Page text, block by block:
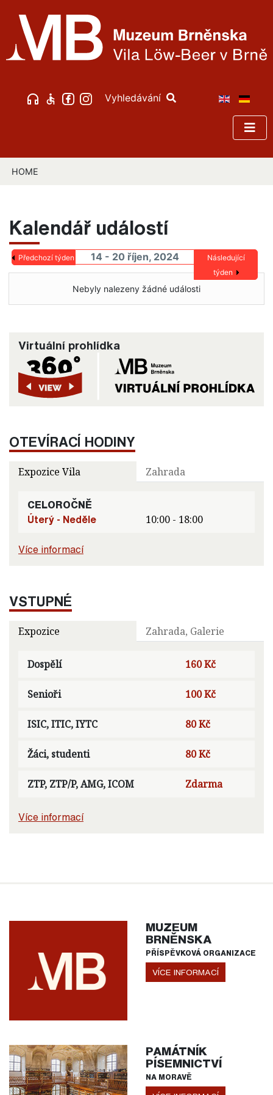
Vyhledávání
HOME
Kalendář událostí
Předchozí týden 14 - 20 říjen, 2024
Následující
týden
Nebyly nalezeny žádné události
Virtuální prohlídka
OTEVÍRACÍ HODINY
Expozice Vila Zahrada
CELOROČNĚ
Úterý - Neděle
10:00 - 18:00
Více informací
VSTUPNÉ
Expozice Zahrada, Galerie
Dospělí 160 Kč
Senioři 100 Kč
ISIC, ITIC, IYTC 80 Kč
Žáci, studenti 80 Kč
ZTP, ZTP/P, AMG, ICOM Zdarma
Více informací
MUZEUM
BRNĚNSKA
PŘÍSPĚVKOVÁ ORGANIZACE
VÍCE INFORMACÍ
PAMÁTNÍK
PÍSEMNICTVÍ
NA MORAVĚ